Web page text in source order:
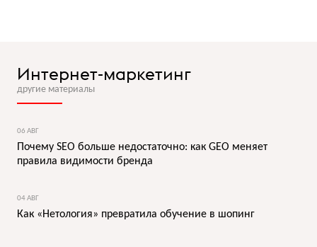
Интернет-маркетинг
другие материалы
06 АВГ
Почему SEO больше недостаточно: как GEO меняет
правила видимости бренда
04 АВГ
Как «Нетология» превратила обучение в шопинг